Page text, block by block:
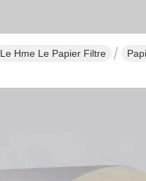
Le Hme Le Papier Filtre